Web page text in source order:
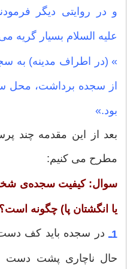
و در روایتی دیگر
علیه السلام بسیار گریه
» (در اطراف مدینه) به
از سجده برداشت، محل
بود.»
بعد از این مقدمه چند
مطرح می کنیم:
سوال: کیفیت سجده‌ی
یا انگشتان پا) چگونه است؟
1ـ در سجده باید کف
حال ناچارى پشت دست